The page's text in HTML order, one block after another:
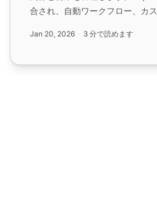
合され、自動ワークフロー、カ
Jan 20, 2026 3 分で読めます